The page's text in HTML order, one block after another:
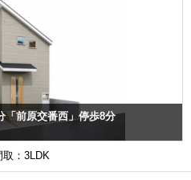
「前原交番西」停歩8分
取：3LDK